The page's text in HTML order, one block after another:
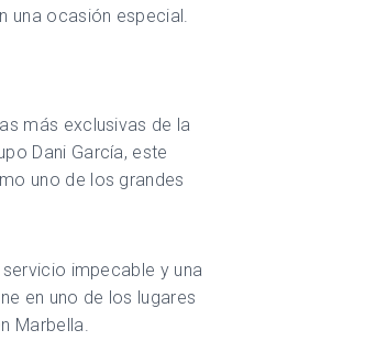
una ocasión especial.
más exclusivas de la
Dani García, este
uno de los grandes
impecable y una
en uno de los lugares
Marbella.